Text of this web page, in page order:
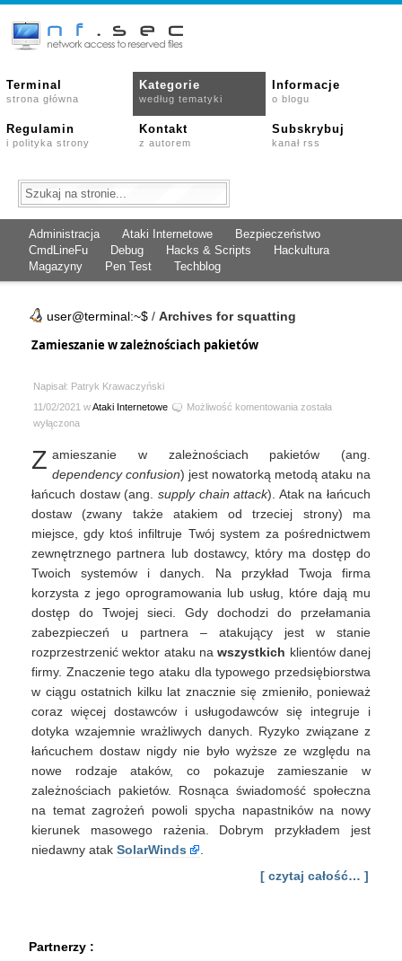
Terminal
strona główna
Kategorie
według tematyki
Informacje
o blogu
Regulamin
i polityka strony
Kontakt
z autorem
Subskrybuj
kanał rss
Administracja Ataki Internetowe
Bezpieczeństwo
CmdLineFu
Debug Hacks & Scripts
Hackultura
Magazyny
Pen Test Techblog
user@terminal:~$ / Archives for squatting
Zamieszanie w zależnościach pakietów
Napisał: Patryk Krawaczyński
11/02/2021 wAtaki Internetowe Możliwość komentowania Zamieszanie
pakietów
została
wyłączona
Z amieszanie w zależnościach pakietów (ang.
dependency confusion) jest nowatorką metodą ataku na
łańcuch dostaw (ang. supply chain attack). Atak na łańcuch
dostaw (zwany także atakiem od trzeciej strony) ma
miejsce, gdy ktoś infiltruje Twój system za pośrednictwem
zewnętrznego partnera lub dostawcy, który ma dostęp do
Twoich systemów i danych. Na przykład Twoja firma
korzysta z jego oprogramowania lub usług, które dają mu
dostęp do Twojej sieci. Gdy dochodzi do przełamania
zabezpieczeń u partnera – atakujący jest w stanie
rozprzestrzenić wektor ataku nawszystkich klientów danej
firmy. Znaczenie tego ataku dla typowego przedsiębiorstwa
w ciągu ostatnich kilku lat znacznie się zmieniło, ponieważ
coraz więcej dostawców i usługodawców się integruje i
dotyka wzajemnie wrażliwych danych. Ryzyko związane z
łańcuchem dostaw nigdy nie było wyższe ze względu na
nowe rodzaje ataków, co pokazuje zamieszanie w
zależnościach pakietów. Rosnąca świadomość społeczna
na temat zagrożeń powoli spycha napastników na nowy
kierunek masowego rażenia. Dobrym przykładem jest
niedawny atak SolarWinds
[ czytaj całość… ]
Partnerzy :